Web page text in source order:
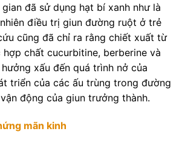
đã sử dụng hạt bí xanh như là
điều trị giun đường ruột ở trẻ
cũng đã chỉ ra rằng chiết xuất từ
chất cucurbitine, berberine và
xấu đến quá trình nở của
triển của các ấu trùng trong đường
động của giun trưởng thành.
mãn kinh